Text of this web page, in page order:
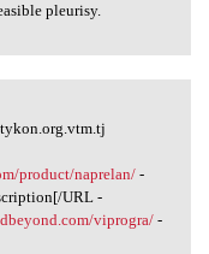
pleurisy.
product/naprelan/-
URL -
viprogra/-